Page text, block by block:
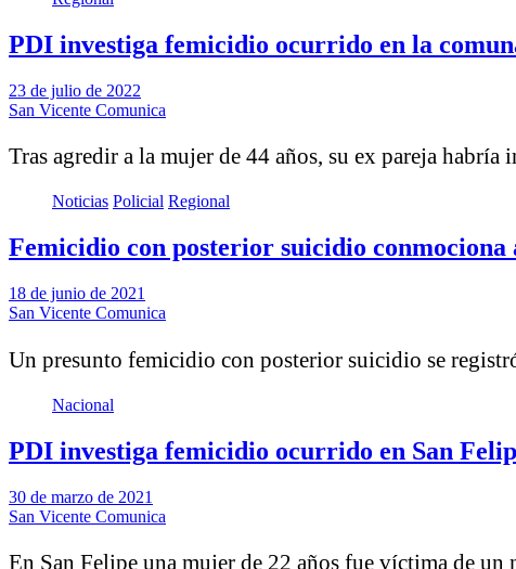
PDI investiga femicidio ocurrido en la
23 de julio de 2022
San Vicente Comunica
Tras agredir a la mujer de 44 años, su ex pareja
Noticias Policial Regional
Femicidio con posterior suicidio conmociona
18 de junio de 2021
San Vicente Comunica
Un presunto femicidio con posterior suicidio se
Nacional
PDI investiga femicidio ocurrido en San
30 de marzo de 2021
San Vicente Comunica
En San Felipe una mujer de 22 años fue víctima de